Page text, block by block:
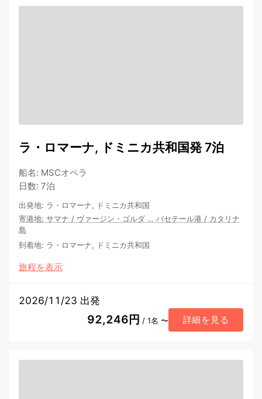
ラ・ロマーナ, ドミニカ共和国発 7泊
船名: MSCオペラ
日数: 7泊
出発地: ラ・ロマーナ, ドミニカ共和国
寄港地: サマナ / ヴァージン・ゴルダ … バセテール港 / カタリナ
島
到着地: ラ・ロマーナ, ドミニカ共和国
旅程を表示
2026/11/23 出発
92,246円 / 1名 〜 詳細を見る